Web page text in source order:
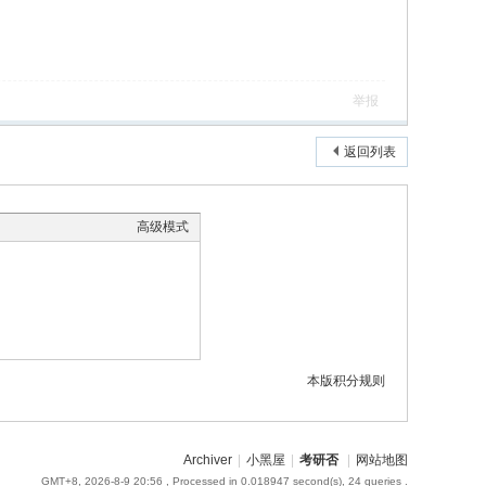
举报
返回列表
高级模式
本版积分规则
Archiver 小黑屋 考研否 网站地图
GMT+8, 2026-8-9 20:56 , Processed in 0.018947 second(s), 24 queries .